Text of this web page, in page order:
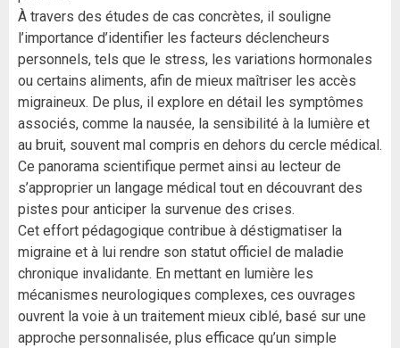
À travers des études de cas concrètes, il souligne
l’importance d’identifier les facteurs déclencheurs
personnels, tels que le stress, les variations hormonales
ou certains aliments, afin de mieux maîtriser les accès
migraineux. De plus, il explore en détail les symptômes
associés, comme la nausée, la sensibilité à la lumière et
au bruit, souvent mal compris en dehors du cercle médical.
Ce panorama scientifique permet ainsi au lecteur de
s’approprier un langage médical tout en découvrant des
pistes pour anticiper la survenue des crises.
Cet effort pédagogique contribue à déstigmatiser la
migraine et à lui rendre son statut officiel de maladie
chronique invalidante. En mettant en lumière les
mécanismes neurologiques complexes, ces ouvrages
ouvrent la voie à un traitement mieux ciblé, basé sur une
approche personnalisée, plus efficace qu’un simple